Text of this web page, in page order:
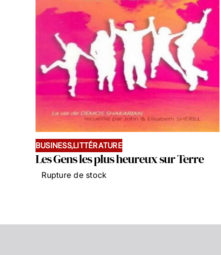
BUSINESS,LITTÉRATURE
Les Gens les plus heureux sur Terre
Rupture de stock